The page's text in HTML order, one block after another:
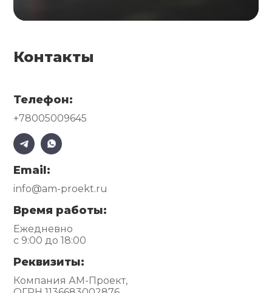
Контакты
Телефон:
+78005009645
Email:
info@am-proekt.ru
Время работы:
Ежедневно
с 9:00 до 18:00
Реквизиты:
Компания АМ-Проект,